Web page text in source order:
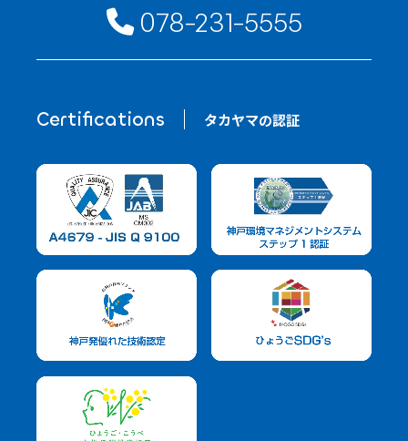
078-231-5555
Certifications タカヤマの認証